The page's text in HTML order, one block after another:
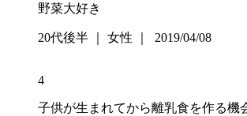
野菜大好き
20代後半 ｜ 女性 ｜ 2019/04/08
4
子供が生まれてから離乳食を作る機